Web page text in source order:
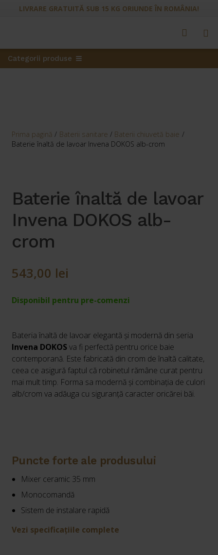
LIVRARE GRATUITĂ SUB 15 KG ORIUNDE ÎN ROMÂNIA!
Categorii produse
Prima pagină / Baterii sanitare / Baterii chiuvetă baie /
Baterie înaltă de lavoar Invena DOKOS alb-crom
Baterie înaltă de lavoar
Invena DOKOS alb-
crom
543,00 lei
Disponibil pentru pre-comenzi
Bateria înaltă de lavoar elegantă și modernă din seria
Invena DOKOSva fi perfectă pentru orice baie
contemporană. Este fabricată din crom de înaltă calitate,
ceea ce asigură faptul că robinetul rămâne curat pentru
mai mult timp. Forma sa modernă și combinația de culori
alb/crom va adăuga cu siguranță caracter oricărei băi.
Puncte forte ale produsului
Mixer ceramic 35 mm
Monocomandă
Sistem de instalare rapidă
Vezi specificațiile complete